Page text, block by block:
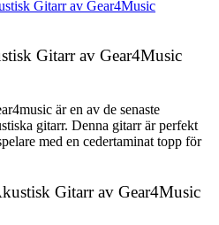
Gitarr av Gear4Music
är en av de senaste
gitarr. Denna gitarr är perfekt
med en cedertaminat topp för
Gitarr av Gear4Music